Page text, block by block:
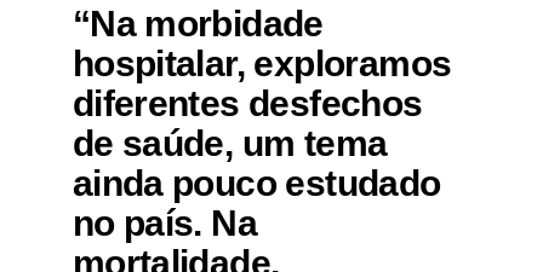
“Na morbidade
hospitalar, exploramos
diferentes desfechos
de saúde, um tema
ainda pouco estudado
no país. Na
mortalidade,